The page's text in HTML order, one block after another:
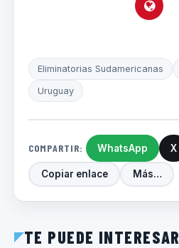
Eliminatorias Sudamericanas
Uruguay
COMPARTIR: WhatsApp X
Copiar enlace Más…
TE PUEDE INTERESAR